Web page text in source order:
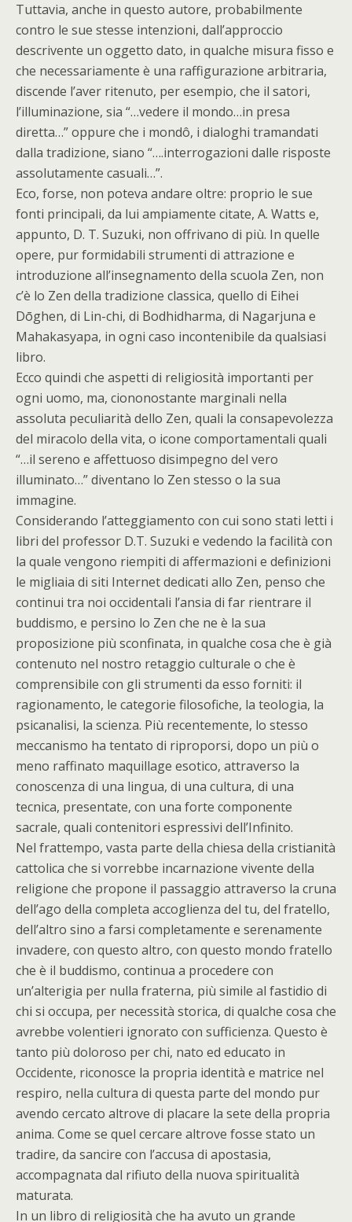
Tuttavia, anche in questo autore, probabilmente
contro le sue stesse intenzioni, dall’approccio
descrivente un oggetto dato, in qualche misura fisso e
che necessariamente è una raffigurazione arbitraria,
discende l’aver ritenuto, per esempio, che il satori,
l’illuminazione, sia “…vedere il mondo…in presa
diretta…” oppure che i mondô, i dialoghi tramandati
dalla tradizione, siano “….interrogazioni dalle risposte
assolutamente casuali…”.
Eco, forse, non poteva andare oltre: proprio le sue
fonti principali, da lui ampiamente citate, A. Watts e,
appunto, D. T. Suzuki, non offrivano di più. In quelle
opere, pur formidabili strumenti di attrazione e
introduzione all’insegnamento della scuola Zen, non
c’è lo Zen della tradizione classica, quello di Eihei
Dōghen, di Lin-chi, di Bodhidharma, di Nagarjuna e
Mahakasyapa, in ogni caso incontenibile da qualsiasi
libro.
Ecco quindi che aspetti di religiosità importanti per
ogni uomo, ma, ciononostante marginali nella
assoluta peculiarità dello Zen, quali la consapevolezza
del miracolo della vita, o icone comportamentali quali
“…il sereno e affettuoso disimpegno del vero
illuminato…” diventano lo Zen stesso o la sua
immagine.
Considerando l’atteggiamento con cui sono stati letti i
libri del professor D.T. Suzuki e vedendo la facilità con
la quale vengono riempiti di affermazioni e definizioni
le migliaia di siti Internet dedicati allo Zen, penso che
continui tra noi occidentali l’ansia di far rientrare il
buddismo, e persino lo Zen che ne è la sua
proposizione più sconfinata, in qualche cosa che è già
contenuto nel nostro retaggio culturale o che è
comprensibile con gli strumenti da esso forniti: il
ragionamento, le categorie filosofiche, la teologia, la
psicanalisi, la scienza. Più recentemente, lo stesso
meccanismo ha tentato di riproporsi, dopo un più o
meno raffinato maquillage esotico, attraverso la
conoscenza di una lingua, di una cultura, di una
tecnica, presentate, con una forte componente
sacrale, quali contenitori espressivi dell’Infinito.
Nel frattempo, vasta parte della chiesa della cristianità
cattolica che si vorrebbe incarnazione vivente della
religione che propone il passaggio attraverso la cruna
dell’ago della completa accoglienza del tu, del fratello,
dell’altro sino a farsi completamente e serenamente
invadere, con questo altro, con questo mondo fratello
che è il buddismo, continua a procedere con
un’alterigia per nulla fraterna, più simile al fastidio di
chi si occupa, per necessità storica, di qualche cosa che
avrebbe volentieri ignorato con sufficienza. Questo è
tanto più doloroso per chi, nato ed educato in
Occidente, riconosce la propria identità e matrice nel
respiro, nella cultura di questa parte del mondo pur
avendo cercato altrove di placare la sete della propria
anima. Come se quel cercare altrove fosse stato un
tradire, da sancire con l’accusa di apostasia,
accompagnata dal rifiuto della nuova spiritualità
maturata.
In un libro di religiosità che ha avuto un grande